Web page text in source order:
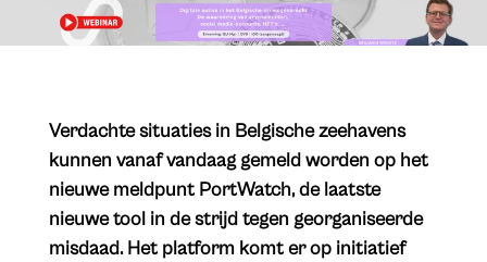
Verdachte situaties in Belgische zeehavens
kunnen vanaf vandaag gemeld worden op het
nieuwe meldpunt PortWatch, de laatste
nieuwe tool in de strijd tegen georganiseerde
misdaad. Het platform komt er op initiatief